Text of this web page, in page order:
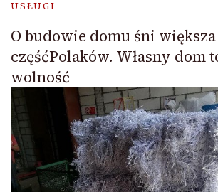
USŁUGI
O budowie domu śni większa
częśćPolaków. Własny dom
wolność